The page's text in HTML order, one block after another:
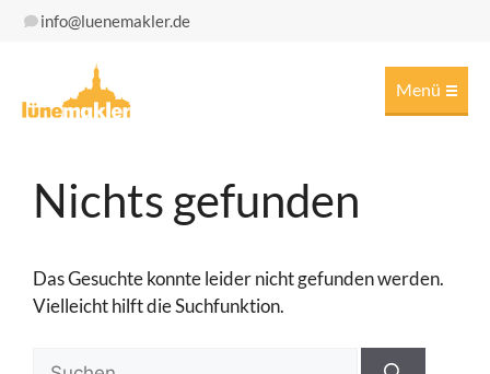
Zum info@luenemakler.de
Nichts gefunden
Das Gesuchte konnte leider nicht gefunden werden.
Vielleicht hilft die Suchfunktion.
Suchen